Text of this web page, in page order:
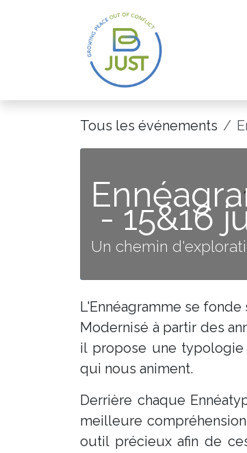
Se rendre au contenu
Tous les événements
- 15&16
Un chemin
L'Ennéagramme se
Modernisé à partir des
il propose une typologie
qui nous animent.
Derrière chaque
meilleure
outil précieux afin de